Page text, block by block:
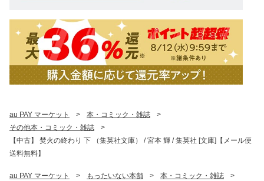
au PAY マーケット > 本・コミック・雑誌
>
その他本・コミック・雑誌
>
【中古】 焚火の終わり 下 （集英社文庫） / 宮本 輝 / 集英社 [文庫]【メール便
送料無料】
au PAY マーケット > もったいない本舗 > 本・コミック・雑誌
>